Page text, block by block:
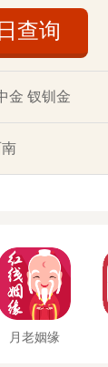
查询
金 钗钏金
月老姻缘